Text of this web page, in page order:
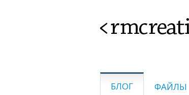
<rmcreative>
БЛОГ ФАЙЛЫ